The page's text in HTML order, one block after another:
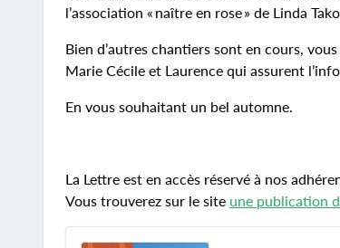
l’association « naître en rose » de Linda
Bien d’autres chantiers sont en cours,
Marie Cécile et Laurence qui assurent
En vous souhaitant un bel automne.
La Lettre est en accès réservé à nos
Vous trouverez sur le site une publication